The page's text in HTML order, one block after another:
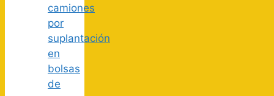
camiones
por
suplantación
en
bolsas
de